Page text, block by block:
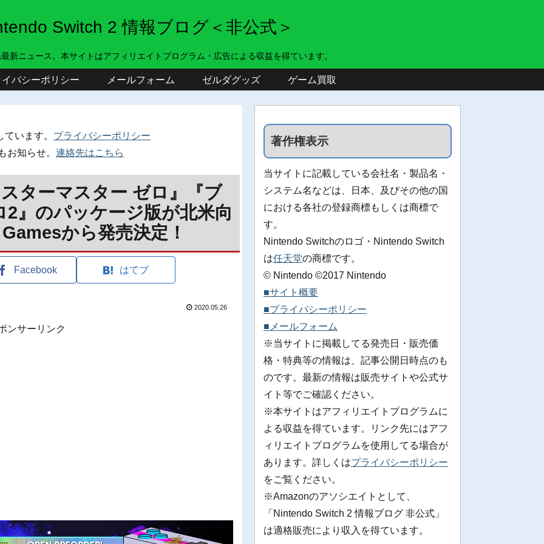
Switch 2 情報ブログ＜非公式＞
新ニュース。本サイトはアフィリエイトプログラム・広告による収益を得ています。
バシーポリシー メールフォーム ゼルダグッズ ゲーム買取
います。 プライバシーポリシー
お知らせ。 連絡先はこちら
ターマスター ゼロ』『ブ
』のパッケージ版が北米向
から発売決定！
Facebook はてブ
2020.05.26
ンサーリンク
著作権表示
当サイトに記載している会社名・製品名・
システム名などは、日本、及びその他の国
における各社の登録商標もしくは商標で
す。
Nintendo Switchのロゴ・Nintendo Switch
は任天堂の商標です。
© Nintendo ©2017 Nintendo
■サイト概要
■プライバシーポリシー
■メールフォーム
※当サイトに掲載してる発売日・販売価
格・特典等の情報は、記事公開日時点のも
のです。最新の情報は販売サイトや公式サ
イト等でご確認ください。
※本サイトはアフィリエイトプログラムに
よる収益を得ています。リンク先にはアフ
ィリエイトプログラムを使用してる場合が
あります。詳しくはプライバシーポリシー
をご覧ください。
※Amazonのアソシエイトとして、
「Nintendo Switch 2 情報ブログ 非公式」
は適格販売により収入を得ています。